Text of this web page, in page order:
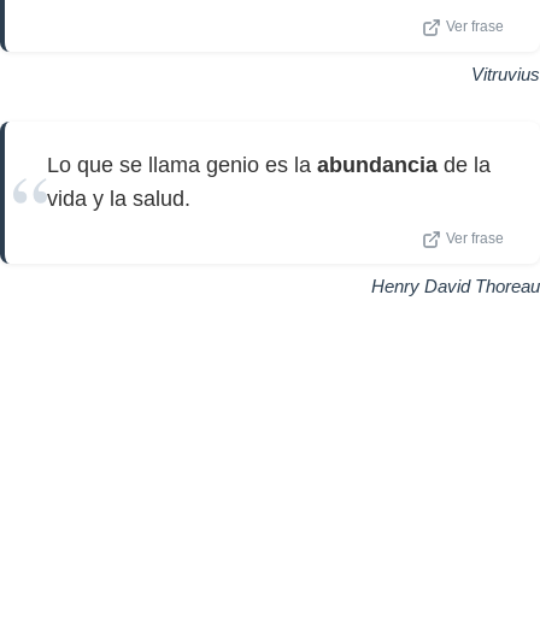
Ver frase
Vitruvius
Lo que se llama genio es la abundancia de la
vida y la salud.
Ver frase
Henry David Thoreau